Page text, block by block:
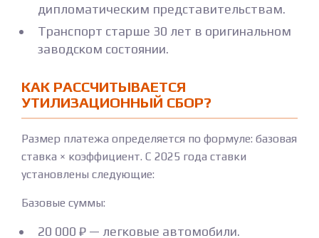
дипломатическим представительствам.
Транспорт старше 30 лет в оригинальном
заводском состоянии.
КАК РАССЧИТЫВАЕТСЯ
УТИЛИЗАЦИОННЫЙ СБОР?
Размер платежа определяется по формуле: базовая
ставка × коэффициент. С 2025 года ставки
установлены следующие:
Базовые суммы:
20 000 ₽ — легковые автомобили.